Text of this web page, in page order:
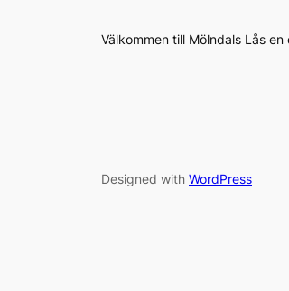
Välkommen till Mölndals Lås en
Designed with WordPress